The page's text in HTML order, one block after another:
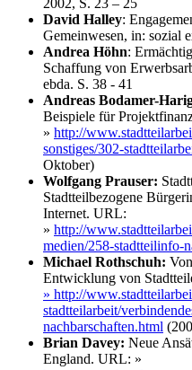
David Halley:
Gemeinwesen, in: sozial
Andrea Höhn:
Schaffung von
ebda. S. 38 - 41
Andreas Bodamer-
Beispiele für
» http://
sonstiges/302-
Oktober)
Wolfgang Prauser:
Stadtteilbezogene
Internet. URL:
» http://
medien/258-stadtteilinfo-
Michael Rothschuh:
Entwicklung von
» http://
stadtteilarbeit/
nachbarschaften.html
Brian Davey: Neue
England. URL: »